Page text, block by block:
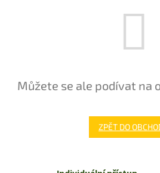
Můžete se ale podívat na
ZPĚT DO